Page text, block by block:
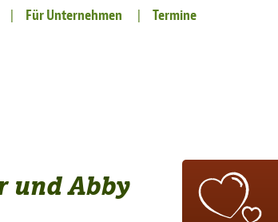
Für Unternehmen Termine
und Abby